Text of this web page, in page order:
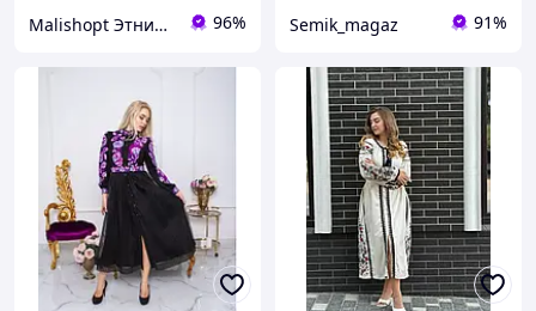
Malishopt Этническая одежда и головные уборы, все для крещения 96% Semik_magaz 91%